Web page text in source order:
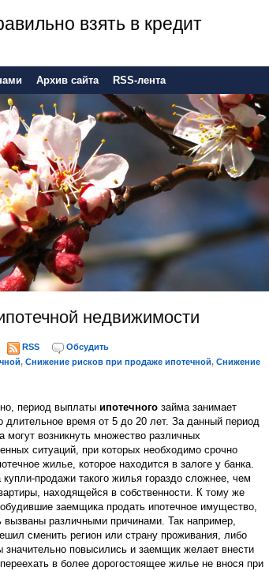
взять в кредит
Архив сайта RSS-лента
недвижимости
RSS
Обсудить
, Снижение рисков при продаже ипотечной, Снижение
период выплаты ипотечного займа занимает
длительное время от 5 до 20 лет. За данный период
могут возникнуть множество различных
ситуаций, при которых необходимо срочно
жилье, которое находится в залоге у банка.
купли-продажи такого жилья гораздо сложнее, чем
находящейся в собственности. К тому же
заемщика продать ипотечное имущество,
вызваны различными причинами. Так например,
сменить регион или страну проживания, либо
значительно повысились и заемщик желает внести
в более дорогостоящее жилье не внося при